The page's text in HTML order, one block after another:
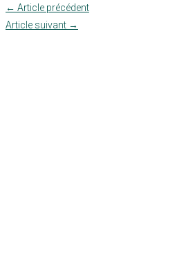
← Article précédent
Article suivant →